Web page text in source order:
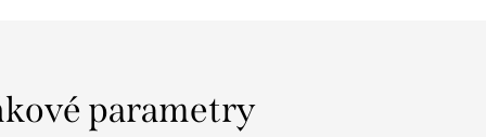
parametry